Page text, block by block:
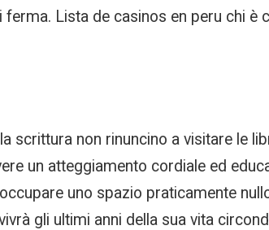
Lista de casinos en peru chi
scrittura non rinuncino a visitare le
un atteggiamento cordiale ed
uno spazio praticamente
gli ultimi anni della sua vita